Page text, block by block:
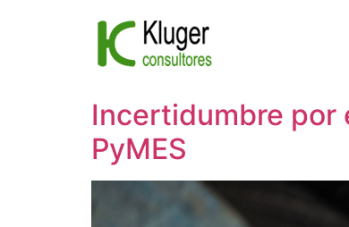
Incertidumbre por
PyMES